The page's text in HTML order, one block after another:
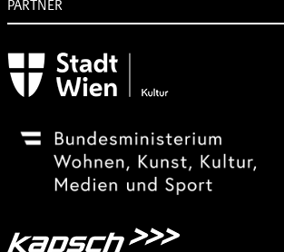
PARTNER
Subventionsgeber